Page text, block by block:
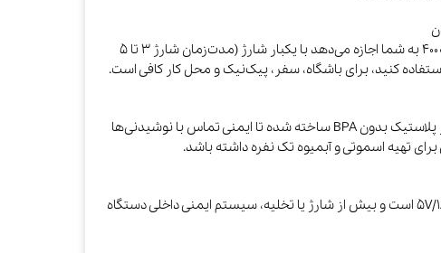
باتری لیتیومی داخلی با ظرفیت ۴۰۰۰mAh به شما اجازه می‌دهد با یکبار شارژ (مدت‌زمان شارژ ۳ تا ۵
ظرف اصلی بلندر با ظرفیت ۰٫۵ لیتر از پلاستیک بدون BPA ساخته شده تا ایمنی تماس با نوشیدنی‌ها
برای تهیه اسموتی و آبمیوه تک نفره داشته باشد.​
پورت شارژ از نوع Type‑C با ورودی ۵V/1A است و بیش از شارژ یا تخلیه، سیستم ایمنی داخلی دستگاه